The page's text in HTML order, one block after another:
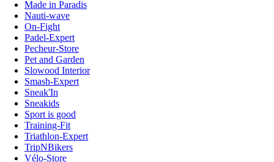
Made in Paradis
Nauti-wave
On-Fight
Padel-Expert
Pecheur-Store
Pet and Garden
Slowood Interior
Smash-Expert
Sneak'In
Sneakids
Sport is good
Training-Fit
Triathlon-Expert
TripNBikers
Vélo-Store